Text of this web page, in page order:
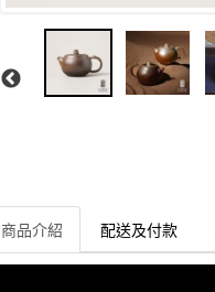
商品介紹 配送及付款